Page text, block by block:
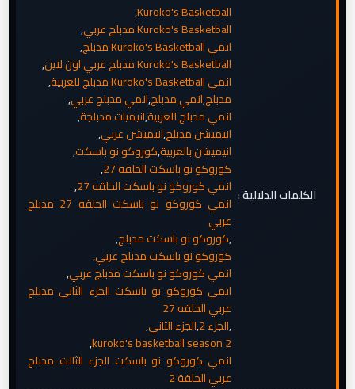
الكلمات الدلالية :
Kuroko's Basketball
,
Kuroko's Basketball مدبلج عربي
,
انمي Kuroko's Basketball مدبلج
,
Kuroko's Basketball مدبلج عربي اون لاين
,
انمي Kuroko's Basketball مدبلج للعربية
,
مدبلج,انمي مدبلج,انمي مدبلج عربي,
انمي مدبلج للعربية,انيميات مدبلجة,
انيميشن مدبلج,انيميشن عربي,
انيميشن بالعربية,كوروكو نو باسكت,
كوروكو نو باسكت الحلقه 27
,
انمي كوروكو نو باسكت الحلقه 27
,
انمي كوروكو نو باسكت الحلقه 27 مدبلج
عربي
,كوروكو نو باسكت مدبلج,
كوروكو نو باسكت مدبلج عربي,
انمي كوروكو نو باسكت مدبلج عربي,
انمي كوروكو نو باسكت الجزء الثاني مدبلج
عربي الحلقه 27
,الجزء 2 ,الجزء الثاني,
kuroko's basketball season 2
,
انمي كوروكو نو باسكت الجزء الثالث مدبلج
عربي الحلقة 2